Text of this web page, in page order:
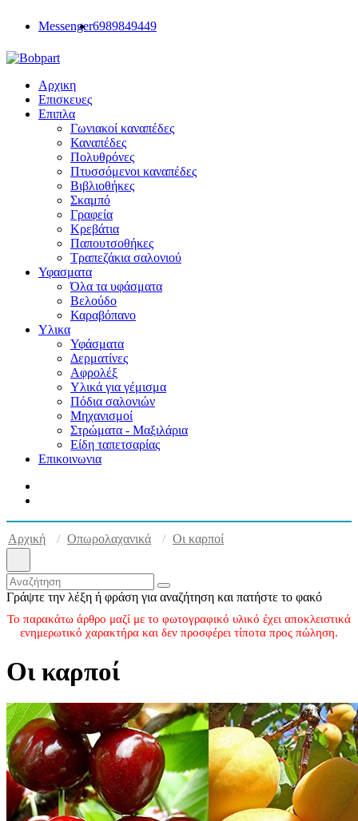
Messenger6989849449
Αρχικη
Επισκευες
Επιπλα
Γωνιακοί καναπέδες
Καναπέδες
Πολυθρόνες
Πτυσσόμενοι καναπέδες
Βιβλιοθήκες
Σκαμπό
Γραφεία
Κρεβάτια
Παπουτσοθήκες
Τραπεζάκια σαλονιού
Υφασματα
Όλα τα υφάσματα
Βελούδο
Καραβόπανο
Υλικα
Υφάσματα
Δερματίνες
Αφρολέξ
Υλικά για γέμισμα
Πόδια σαλονιών
Μηχανισμοί
Στρώματα - Μαξιλάρια
Είδη ταπετσαρίας
Επικοινωνια
Αρχική Οπωρολαχανικά Οι καρποί
Γράψτε την λέξη ή φράση για αναζήτηση και πατήστε το φακό
Το παρακάτω άρθρο μαζί με το φωτογραφικό υλικό έχει αποκλειστικά
ενημερωτικό χαρακτήρα και δεν προσφέρει τίποτα προς πώληση.
Οι καρποί